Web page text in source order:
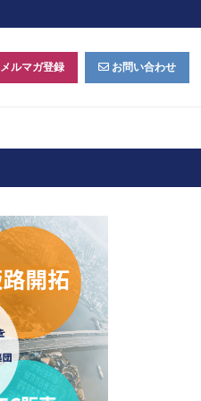
メルマガ登録 お問い合わせ
M&A動向
ベトナム企業買収・出資